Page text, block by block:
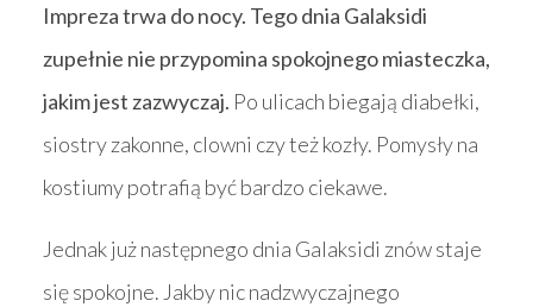
Impreza trwa do nocy. Tego dnia Galaksidi
zupełnie nie przypomina spokojnego miasteczka,
jakim jest zazwyczaj. Po ulicach biegają diabełki,
siostry zakonne, clowni czy też kozły. Pomysły na
kostiumy potrafią być bardzo ciekawe.
Jednak już następnego dnia Galaksidi znów staje
się spokojne. Jakby nic nadzwyczajnego